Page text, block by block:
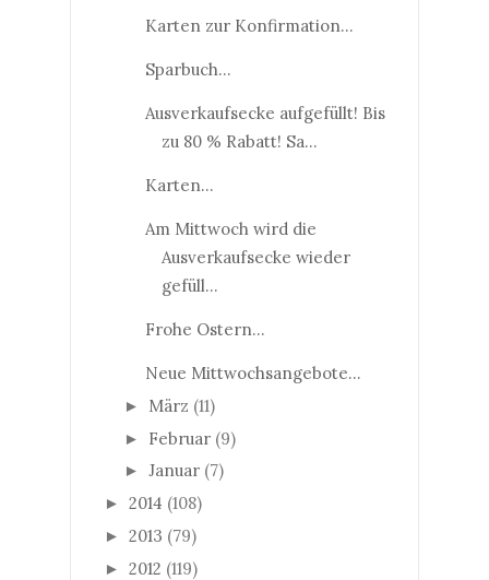
Karten zur Konfirmation...
Sparbuch...
Ausverkaufsecke aufgefüllt! Bis
zu 80 % Rabatt! Sa...
Karten...
Am Mittwoch wird die
Ausverkaufsecke wieder
gefüll...
Frohe Ostern...
Neue Mittwochsangebote...
► März (11)
► Februar (9)
► Januar (7)
► 2014 (108)
► 2013 (79)
► 2012 (119)